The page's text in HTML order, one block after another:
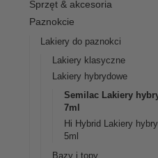
Sprzęt & akcesoria
Paznokcie
Lakiery do paznokci
Lakiery klasyczne
Lakiery hybrydowe
Semilac Lakiery
7ml
Hi Hybrid Lakiery
5ml
Bazy i topy